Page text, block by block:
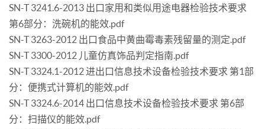
SN-T 3241.6-2013 出口家用和类似用途电器检验技术要求
第6部分：洗碗机的能效.pdf
SN-T 3263-2012 出口食品中黄曲霉毒素残留量的测定.pdf
SN-T 3300-2012 儿童仿真饰品判定指南.pdf
SN-T 3324.1-2012 进出口信息技术设备检验技术要求 第1部
分：便携式计算机的能效.pdf
SN-T 3324.6-2014 出口信息技术设备检验技术要求 第6部
分：扫描仪的能效.pdf